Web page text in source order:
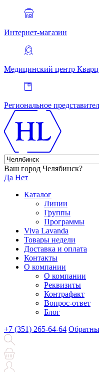
Интернет-магазин
Медицинский центр Кварц
Региональное
Ваш город Челябинск?
Да Нет
Каталог
Линии
Группы
Программы
Viva Lavanda
Товары недели
Доставка и оплата
Контакты
О компании
О компании
Реквизиты
Контрафакт
Вопрос-ответ
Блог
+7 (351) 265-64-64